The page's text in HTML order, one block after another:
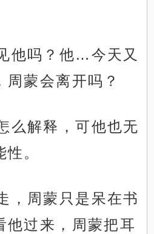
他吗？他…今天又
蒙会离开吗？
么解释，可他也无
。
，周蒙只是呆在书
他过来，周蒙把耳